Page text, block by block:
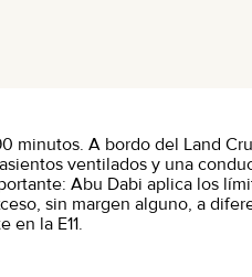
minutos. A bordo del Land
ventilados y una
Abu Dabi aplica los
sin margen alguno, a
en la E11.